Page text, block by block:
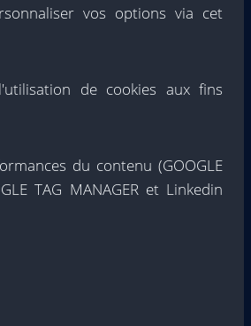
vos options via cet
de cookies aux fins
du contenu (GOOGLE
TAG MANAGER et Linkedin